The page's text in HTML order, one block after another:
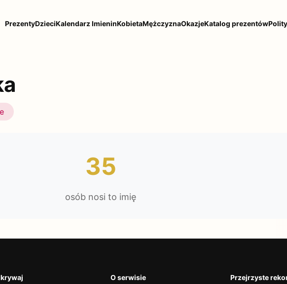
PrezentyDzieciKalendarz ImieninKobietaMężczyznaOkazjeKatalog prezentów
35
osób nosi to imię
O serwisie Przejrzyste